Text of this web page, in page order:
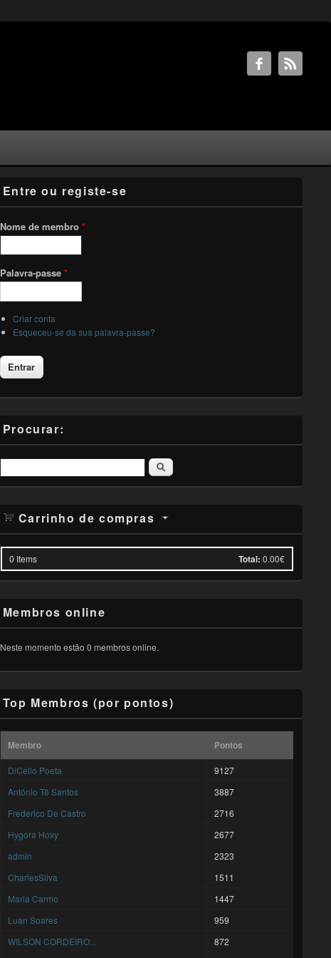
Entre ou registe-se
Nome de membro *
Palavra-passe *
Criar conta
Esqueceu-se da sua palavra-passe?
Procurar:
Pesquisar
Carrinho de compras
0 Items Total: 0.00€
Membros online
Neste momento estão 0 membros online.
Top Membros (por pontos)
Membro Pontos
DiCello Poeta
9127
António Tê Santos
3887
Frederico De Castro
2716
Hygora Hoxy
2677
admin
2323
CharlesSilva
1511
Maria Carmo
1447
Luan Soares
959
WILSON CORDEIRO...
872